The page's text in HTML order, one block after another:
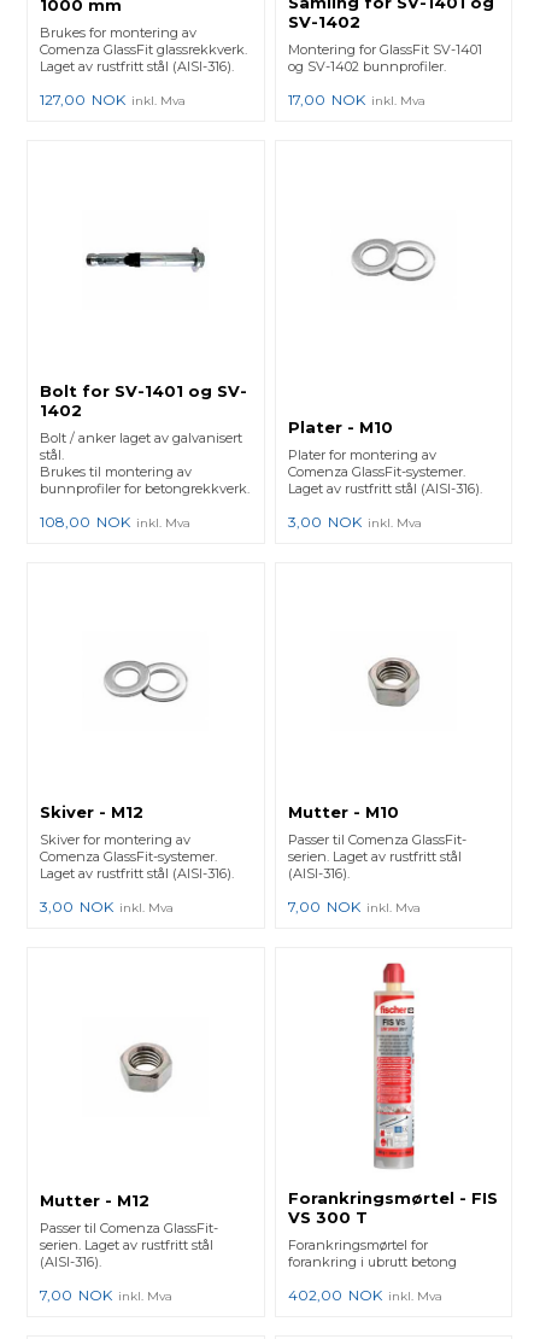
1000 mm
Brukes for montering av
Comenza GlassFit glassrekkverk.
Laget av rustfritt stål (AISI-316).
127,00 NOK inkl. Mva
SV-1402
Montering for GlassFit SV-1401
og SV-1402 bunnprofiler.
17,00 NOK inkl. Mva
Bolt for SV-1401 og SV-
1402
Bolt / anker laget av galvanisert
stål.
Brukes til montering av
bunnprofiler for betongrekkverk.
108,00 NOK inkl. Mva
Plater - M10
Plater for montering av
Comenza GlassFit-systemer.
Laget av rustfritt stål (AISI-316).
3,00 NOK inkl. Mva
Skiver - M12
Skiver for montering av
Comenza GlassFit-systemer.
Laget av rustfritt stål (AISI-316).
3,00 NOK inkl. Mva
Mutter - M10
Passer til Comenza GlassFit-
serien. Laget av rustfritt stål
(AISI-316).
7,00 NOK inkl. Mva
Mutter - M12
Passer til Comenza GlassFit-
serien. Laget av rustfritt stål
(AISI-316).
7,00 NOK inkl. Mva
Forankringsmørtel - FIS
VS 300 T
Forankringsmørtel for
forankring i ubrutt betong
402,00 NOK inkl. Mva